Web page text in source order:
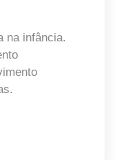
na infância.